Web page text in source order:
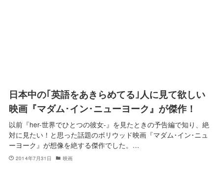
日本中の｢英語をあきらめてる｣人に見て欲しい
映画『マダム･イン･ニューヨーク』が傑作！
以前『her-世界でひとつの彼女-』を見たときの予告編で知り、絶
対に見たい！と思った話題のボリウッド映画『マダム･イン･ニュ
ーヨーク』が想像を絶する傑作でした。…
2014年7月31日 映画